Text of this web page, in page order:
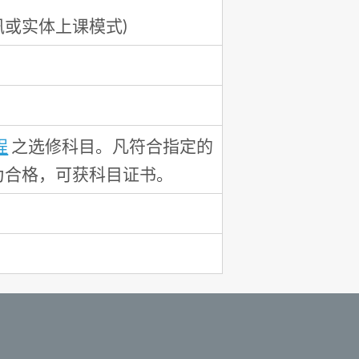
实体上课模式)
之选修科目。凡符合指定的
格，可获科目证书。